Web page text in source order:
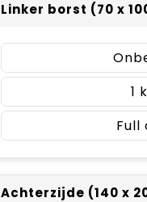
Linker borst (70 x
1
Full
Achterzijde (140 x